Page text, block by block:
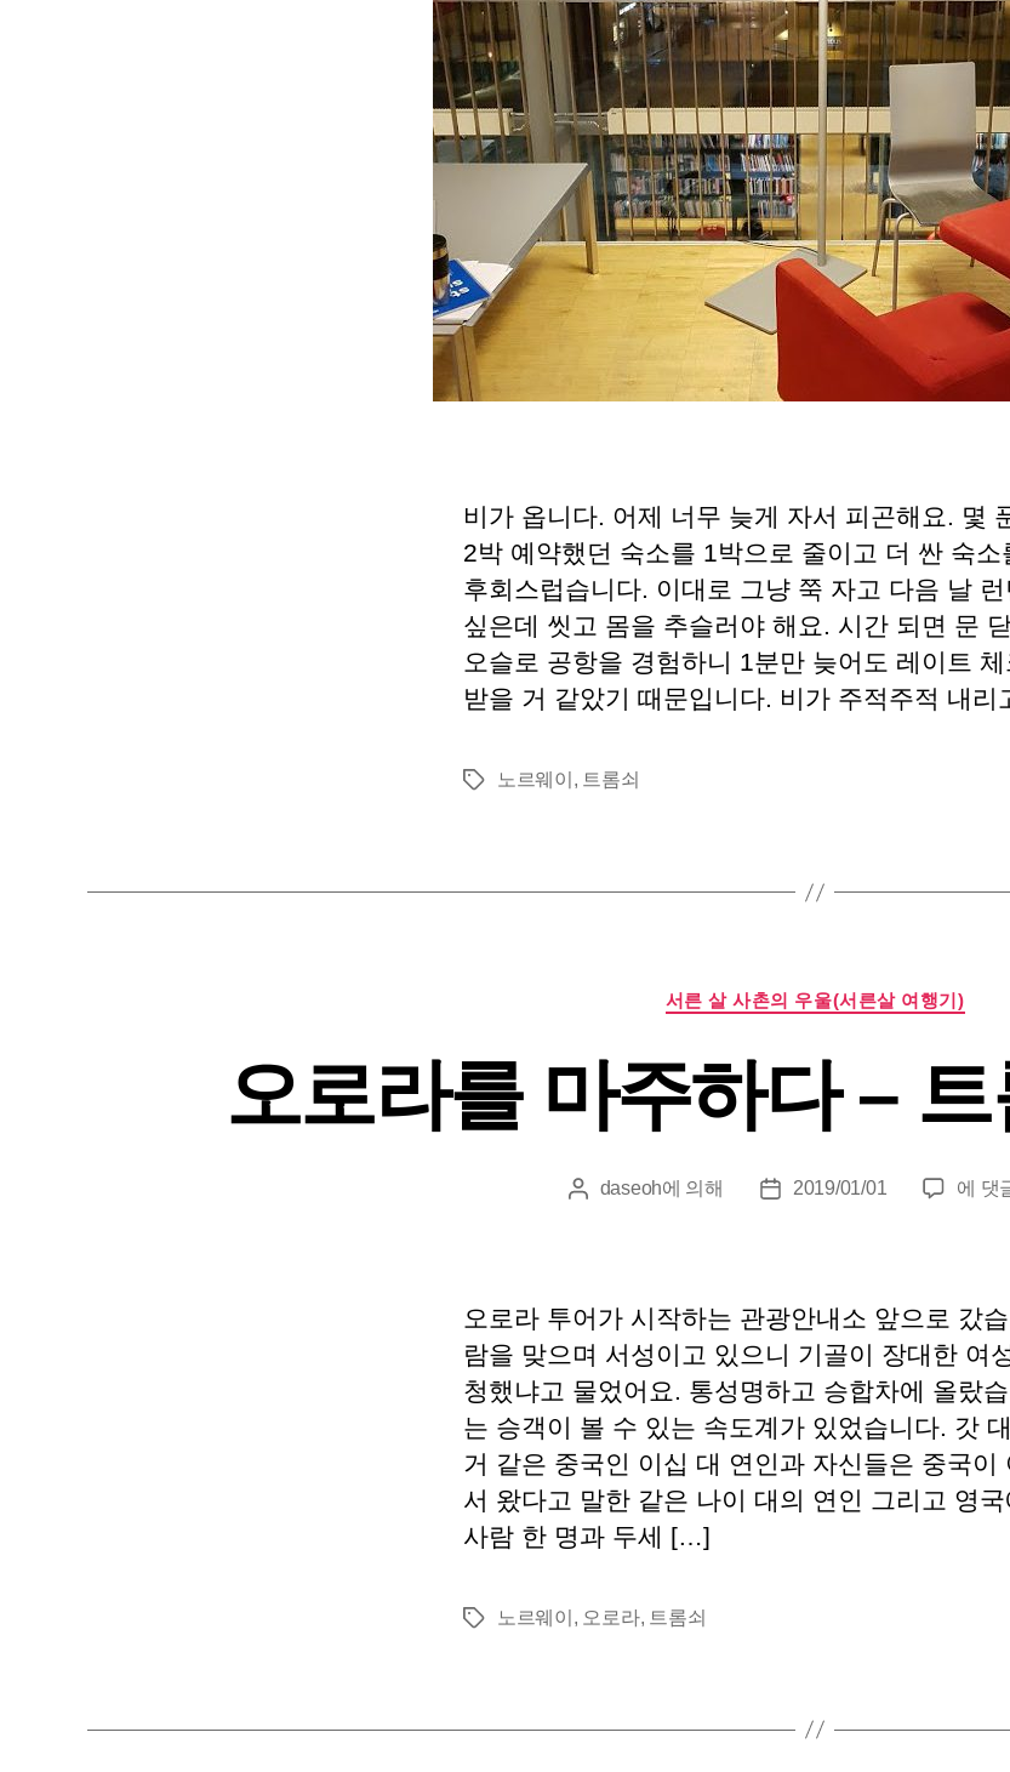
쇠:
스
비가 옵니다. 어제 너무 늦게 자서 피곤해요. 몇
2박 예약했던 숙소를 1박으로 줄이고 더 싼 숙소
후회스럽습니다. 이대로 그냥 쭉 자고 다음 날
싶은데 씻고 몸을 추슬러야 해요. 시간 되면 문
오슬로 공항을 경험하니 1분만 늦어도 레이트
받을 거 같았기 때문입니다. 비가 주적주적 내
태
노르웨이 , 트롬쇠
카
테
리
서른 살 사촌의 우울(서른살 여행기)
오로라를 마주하다 –
게
성
자
daseoh에 의해
게
짜
2019/01/01
오
주
하
다
–
트
롬
쇠:
에 댓
오로라 투어가 시작하는 관광안내소 앞으로 갔
람을 맞으며 서성이고 있으니 기골이 장대한 여
청했냐고 물었어요. 통성명하고 승합차에 올랐
는 승객이 볼 수 있는 속도계가 있었습니다. 갓
거 같은 중국인 이십 대 연인과 자신들은 중국이
서 왔다고 말한 같은 나이 대의 연인 그리고 영
사람 한 명과 두세 […]
태
노르웨이 , 오로라, 트롬쇠